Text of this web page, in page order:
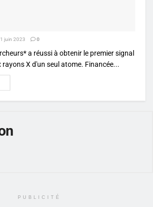
juin 2023 0
a réussi à obtenir le premier signal
X d'un seul atome. Financée...
PUBLICITÉ